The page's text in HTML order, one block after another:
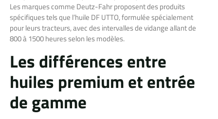
Les marques comme Deutz-Fahr proposent des produits
spécifiques tels que l’huile DF UTTO, formulée spécialement
pour leurs tracteurs, avec des intervalles de vidange allant de
800 à 1500 heures selon les modèles.
Les différences entre
huiles premium et entrée
de gamme